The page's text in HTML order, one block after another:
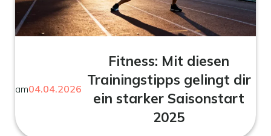
am04.04.2026
Fitness: Mit diesen
Trainingstipps gelingt dir
ein starker Saisonstart
2025